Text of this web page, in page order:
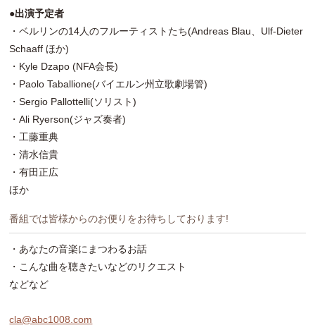
●出演予定者
・ベルリンの14人のフルーティストたち(Andreas Blau、Ulf-Dieter
Schaaff ほか)
・Kyle Dzapo (NFA会長)
・Paolo Taballione(バイエルン州立歌劇場管)
・Sergio Pallottelli(ソリスト)
・Ali Ryerson(ジャズ奏者)
・工藤重典
・清水信貴
・有田正広
ほか
番組では皆様からのお便りをお待ちしております!
・あなたの音楽にまつわるお話
・こんな曲を聴きたいなどのリクエスト
などなど
cla@abc1008.com